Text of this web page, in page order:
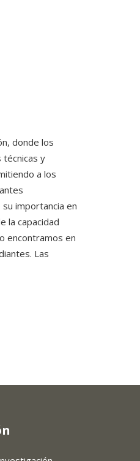
donde los
y
a los
importancia en
la capacidad
encontramos en
Las